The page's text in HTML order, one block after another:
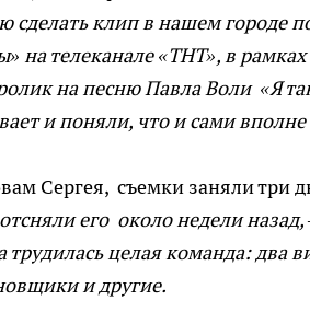
сделать клип в нашем городе
на телеканале «ТНТ», в
на песню Павла Воли «Я
и поняли, что и сами
Сергея, съемки заняли три
его около недели назад,
трудилась целая команда: два
и другие.